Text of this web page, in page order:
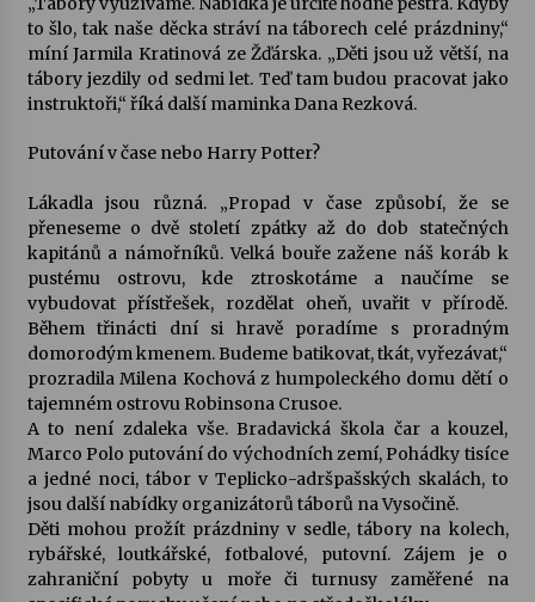
Votavžatský ploty
23. 7. 2026
22. 7. 2026
Vysočinka
17. 7. 2026
Ozvěny prázdnin
14. 7. 2026
Za kulturou kousek za Humpolec. V Želivě ožije
odkaz Josefa Čapka
13. 7. 2026
Varhanní recitál Michala Novenka v Klášteře
Želiv
to šlo, tak naše děcka stráví na táborech celé prázdniny,“
míní Jarmila Kratinová ze Žďárska. „Děti jsou už větší, na
tábory jezdily od sedmi let. Teď tam budou pracovat jako
instruktoři,“ říká další maminka Dana Rezková.
Putování v čase nebo Harry Potter?
Lákadla jsou různá. „Propad v čase způsobí, že se
přeneseme o dvě století zpátky až do dob statečných
kapitánů a námořníků. Velká bouře zažene náš koráb k
pustému ostrovu, kde ztroskotáme a naučíme se
vybudovat přístřešek, rozdělat oheň, uvařit v přírodě.
Během třinácti dní si hravě poradíme s proradným
domorodým kmenem. Budeme batikovat, tkát, vyřezávat,“
prozradila Milena Kochová z humpoleckého domu dětí o
tajemném ostrovu Robinsona Crusoe.
A to není zdaleka vše. Bradavická škola čar a kouzel,
Marco Polo putování do východních zemí, Pohádky tisíce
a jedné noci, tábor v Teplicko-adršpašských skalách, to
jsou další nabídky organizátorů táborů na Vysočině.
Děti mohou prožít prázdniny v sedle, tábory na kolech,
rybářské, loutkářské, fotbalové, putovní. Zájem je o
zahraniční pobyty u moře či turnusy zaměřené na